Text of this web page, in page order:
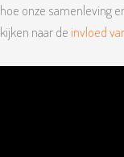
hoe onze samenleving
kijken naar de invloed